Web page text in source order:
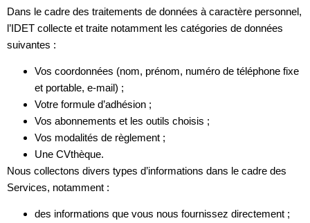
Dans le cadre des traitements de données à caractère personnel,
l’IDET collecte et traite notamment les catégories de données
suivantes :
Vos coordonnées (nom, prénom, numéro de téléphone fixe
et portable, e-mail) ;
Votre formule d’adhésion ;
Vos abonnements et les outils choisis ;
Vos modalités de règlement ;
Une CVthèque.
Nous collectons divers types d’informations dans le cadre des
Services, notamment :
des informations que vous nous fournissez directement ;